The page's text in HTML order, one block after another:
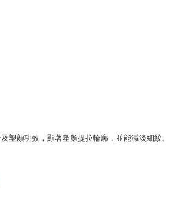
顏功效，顯著塑顏提拉輪廓，並能減淡細紋、